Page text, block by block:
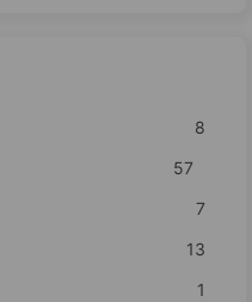
8
57
7
13
1